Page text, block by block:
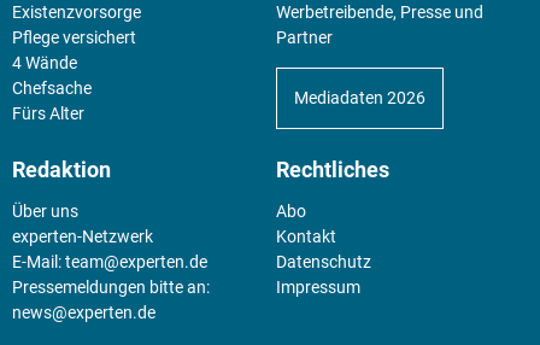
Existenz­vorsorge
Pflege versichert
4 Wände
Chefsache
Fürs Alter
Werbetreibende, Presse und
Partner
Mediadaten 2026
Redaktion
Über uns
experten-Netzwerk
E-Mail:team@experten.de
Pressemeldungen bitte an:
news@experten.de
Rechtliches
Abo
Kontakt
Datenschutz
Impressum